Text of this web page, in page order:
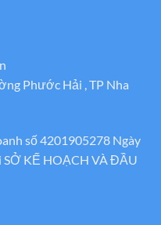
Phước Hải , TP Nha
số 4201905278 Ngày
SỞ KẾ HOẠCH VÀ ĐẦU